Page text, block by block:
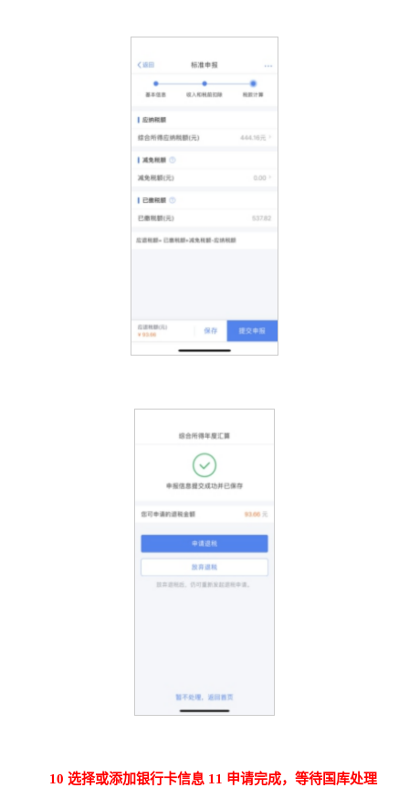
10 选择或添加银行卡信息11 申请完成，等待国库处理